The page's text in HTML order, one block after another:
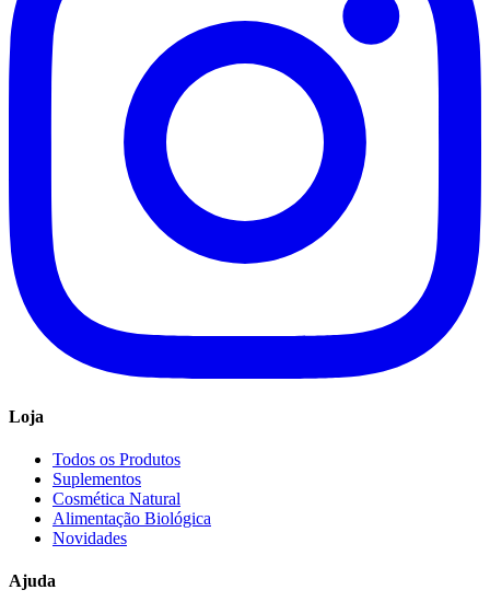
Loja
Todos os Produtos
Suplementos
Cosmética Natural
Alimentação Biológica
Novidades
Ajuda